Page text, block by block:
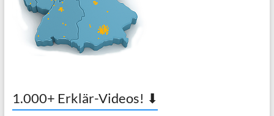
1.000+ Erklär-Videos! ⬇